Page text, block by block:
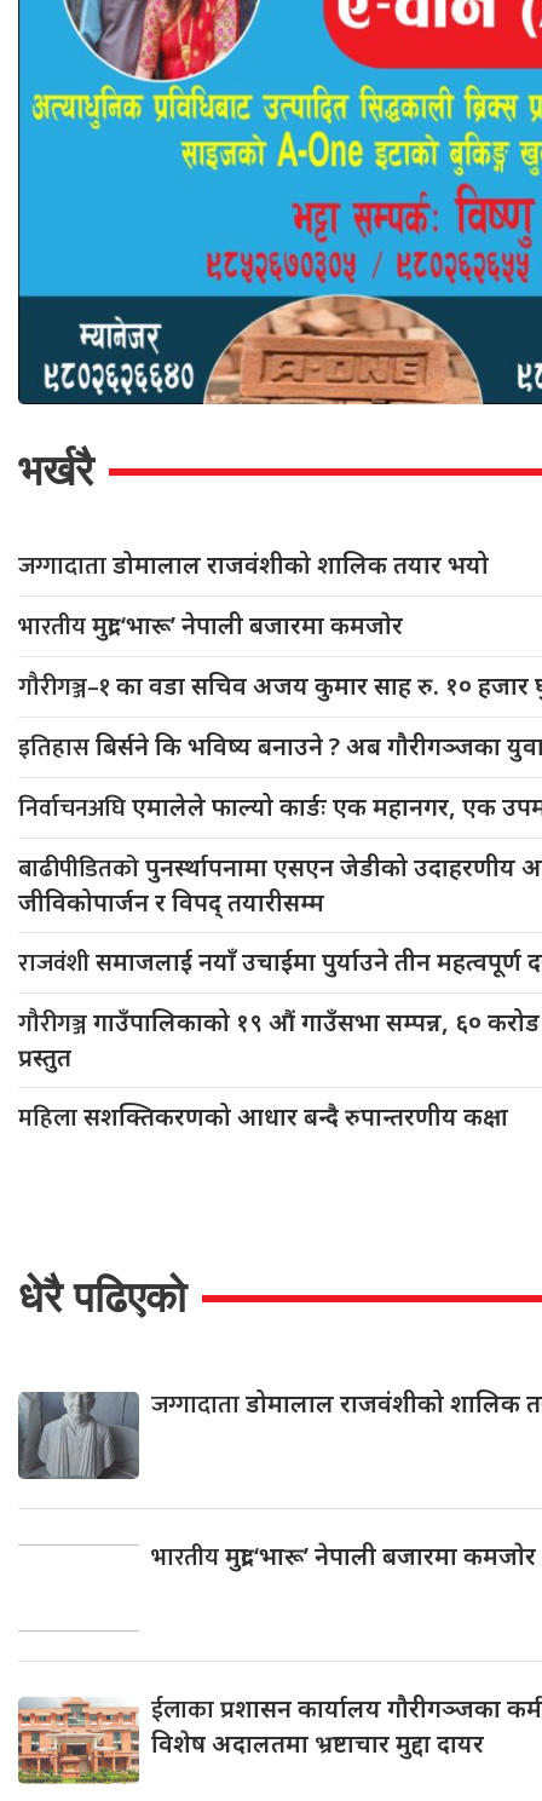
भर्खरै
जग्गादाताडोमालाल राजवंशीको शालिक तयार भयो
भारतीयमुद्रा ‘भारू’ नेपाली बजारमा कमजाेर
गौरीगञ्ज–१का वडा सचिव अजय कुमार साह रु. १० हजार
इतिहासबिर्सने कि भविष्य बनाउने ? अब गौरीगञ्जका
निर्वाचनअघिएमालेले फाल्यो कार्डः एक महानगर, एक
बाढीपीडितकोपुनर्स्थापनामा एसएन जेडीको उदाहरणीय
जीविकोपार्जन र विपद् तयारीसम्म
राजवंशीसमाजलाई नयाँ उचाईमा पुर्याउने तीन महत्वपूर्ण
गौरीगञ्जगाउँपालिकाको १९ औं गाउँसभा सम्पन्न, ६०
प्रस्तुत
महिलासशक्तिकरणको आधार बन्दै रुपान्तरणीय कक्षा
धेरै पढिएको
जग्गादाताडोमालाल राजवंशीको शालिक
भारतीयमुद्रा ‘भारू’ नेपाली बजारमा कमजाेर
ईलाकाप्रशासन कार्यालय गौरीगञ्जका
विशेष अदालतमा भ्रष्टाचार मुद्दा दायर